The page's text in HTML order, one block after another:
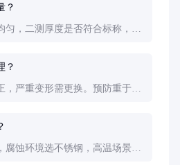
？
匀，二测厚度是否符合标称，三
？
，严重变形需更换。预防重于维
腐蚀环境选不锈钢，高温场景选